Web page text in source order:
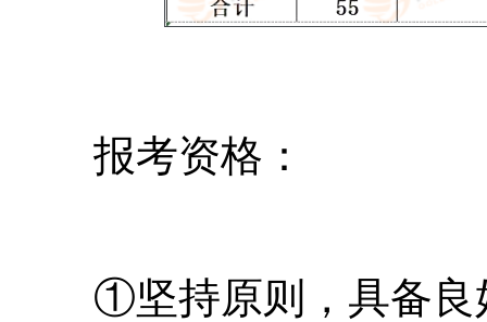
报考资格：
①坚持原则，具备良